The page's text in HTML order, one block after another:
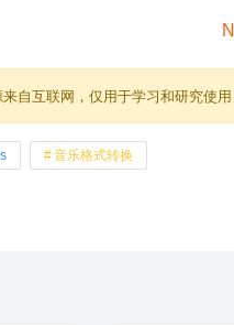
自互联网，仅用于学习和研究使
音乐格式转换